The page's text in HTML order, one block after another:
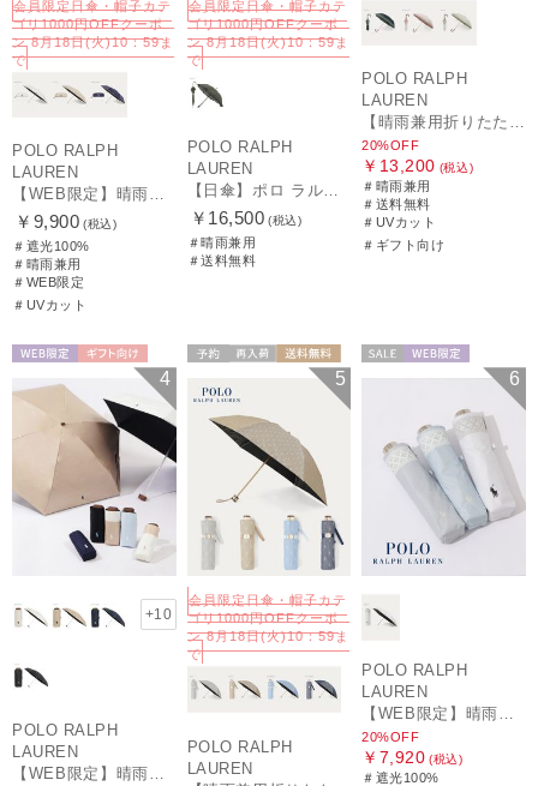
会員限定日傘・帽子カテ
ゴリ1000円OFFクーポ
ン 8月18日(火)10：59ま
で
POLO RALPH
LAUREN
【WEB限定】晴雨兼用折りたたみ日傘 ポロ ラルフ ローレン（POLO RALPH LAUREN）ワンポイントベア 遮光100 UV100
￥9,900 (税込)
＃遮光100%
＃晴雨兼用
＃WEB限定
＃UVカット
会員限定日傘・帽子カテ
ゴリ1000円OFFクーポ
ン 8月18日(火)10：59ま
で
POLO RALPH
LAUREN
【日傘】ポロ ラルフ ローレン(POLO RALPH LAUREN)エンブフリル 長傘 【公式ムーンバット】 遮光 遮熱 UV 晴雨兼用
￥16,500 (税込)
＃晴雨兼用
＃送料無料
POLO RALPH
LAUREN
【晴雨兼用折りたたみ日傘】ポロ ラルフ ローレン (POLO RALPH LAUREN) フローラル刺繍 遮光 遮熱 UV
20%OFF
￥13,200 (税込)
＃晴雨兼用
＃送料無料
＃UVカット
＃ギフト向け
ギフト向け
UNISEX
4
+10
POLO RALPH
LAUREN
送料無料
ギフト向け
5
会員限定日傘・帽子カテ
ゴリ1000円OFFクーポ
ン 8月18日(火)10：59ま
で
POLO RALPH
LAUREN
6
POLO RALPH
LAUREN
20%OFF
￥7,920 (税込)
＃遮光100%